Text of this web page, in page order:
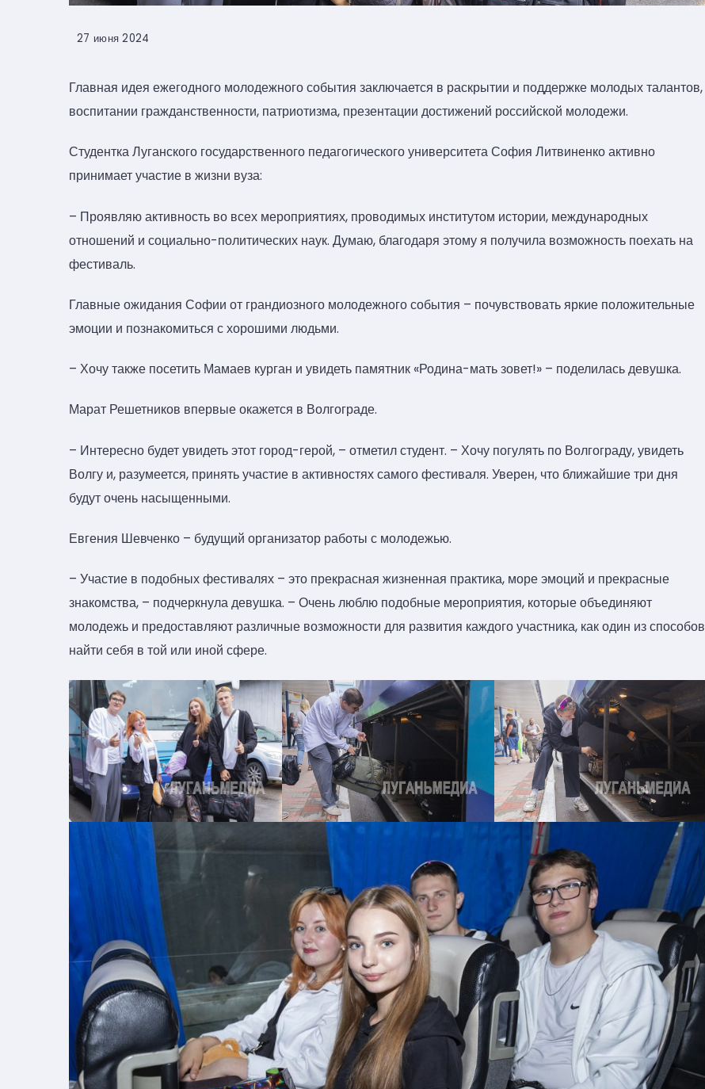
27 июня 2024
Главная идея ежегодного молодежного события заключается в раскрытии и поддержке молодых талантов,
воспитании гражданственности, патриотизма, презентации достижений российской молодежи.
Студентка Луганского государственного педагогического университета София Литвиненко активно
принимает участие в жизни вуза:
– Проявляю активность во всех мероприятиях, проводимых институтом истории, международных
отношений и социально-политических наук. Думаю, благодаря этому я получила возможность поехать на
фестиваль.
Главные ожидания Софии от грандиозного молодежного события – почувствовать яркие положительные
эмоции и познакомиться с хорошими людьми.
– Хочу также посетить Мамаев курган и увидеть памятник «Родина-мать зовет!» – поделилась девушка.
Марат Решетников впервые окажется в Волгограде.
– Интересно будет увидеть этот город-герой, – отметил студент. – Хочу погулять по Волгограду, увидеть
Волгу и, разумеется, принять участие в активностях самого фестиваля. Уверен, что ближайшие три дня
будут очень насыщенными.
Евгения Шевченко – будущий организатор работы с молодежью.
– Участие в подобных фестивалях – это прекрасная жизненная практика, море эмоций и прекрасные
знакомства, – подчеркнула девушка. – Очень люблю подобные мероприятия, которые объединяют
молодежь и предоставляют различные возможности для развития каждого участника, как один из способов
найти себя в той или иной сфере.